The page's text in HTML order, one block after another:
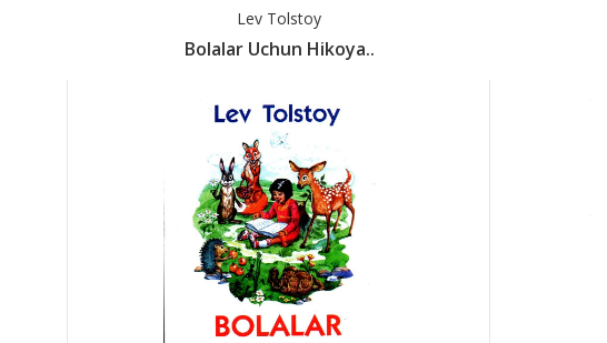
Lev Tolstoy
Bolalar Uchun Hikoya..